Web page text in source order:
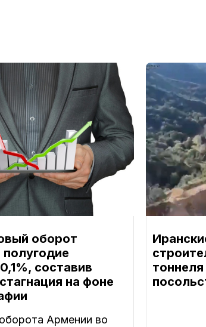
оборот
составив
на фоне
Армении во